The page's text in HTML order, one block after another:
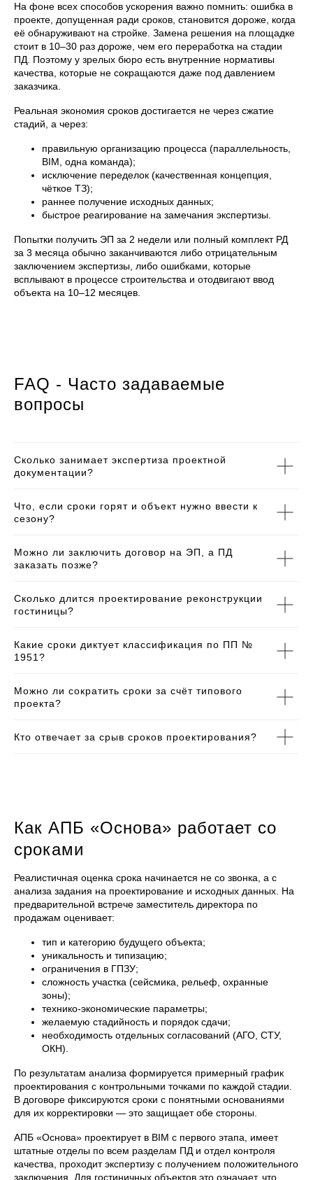
На фоне всех способов ускорения важно помнить: ошибка в
проекте, допущенная ради сроков, становится дороже, когда
её обнаруживают на стройке. Замена решения на площадке
стоит в 10–30 раз дороже, чем его переработка на стадии
ПД. Поэтому у зрелых бюро есть внутренние нормативы
качества, которые не сокращаются даже под давлением
заказчика.
Реальная экономия сроков достигается не через сжатие
стадий, а через:
правильную организацию процесса (параллельность,
BIM, одна команда);
исключение переделок (качественная концепция,
чёткое ТЗ);
раннее получение исходных данных;
быстрое реагирование на замечания экспертизы.
Попытки получить ЭП за 2 недели или полный комплект РД
за 3 месяца обычно заканчиваются либо отрицательным
заключением экспертизы, либо ошибками, которые
всплывают в процессе строительства и отодвигают ввод
объекта на 10–12 месяцев.
FAQ - Часто задаваемые
вопросы
Сколько занимает экспертиза проектной
документации?
Что, если сроки горят и объект нужно ввести к
сезону?
Можно ли заключить договор на ЭП, а ПД
заказать позже?
Сколько длится проектирование реконструкции
гостиницы?
Какие сроки диктует классификация по ПП №
1951?
Можно ли сократить сроки за счёт типового
проекта?
Кто отвечает за срыв сроков проектирования?
Как АПБ «Основа» работает со
сроками
Реалистичная оценка срока начинается не со звонка, а с
анализа задания на проектирование и исходных данных. На
предварительной встрече заместитель директора по
продажам оценивает:
тип и категорию будущего объекта;
уникальность и типизацию;
ограничения в ГПЗУ;
сложность участка (сейсмика, рельеф, охранные
зоны);
технико-экономические параметры;
желаемую стадийность и порядок сдачи;
необходимость отдельных согласований (АГО, СТУ,
ОКН).
По результатам анализа формируется примерный график
проектирования с контрольными точками по каждой стадии.
В договоре фиксируются сроки с понятными основаниями
для их корректировки — это защищает обе стороны.
АПБ «Основа» проектирует в BIM с первого этапа, имеет
штатные отделы по всем разделам ПД и отдел контроля
качества, проходит экспертизу с получением положительного
заключения. Для гостиничных объектов это означает, что
Согласие на обработку персональных данных
Политика в отношении обработки персональных данных
+7 (495) 118 25 11
info@osnova.org.ru